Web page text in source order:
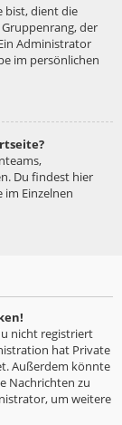
bist, dient die
der
Administrator
im persönlichen
Du findest hier
Einzelnen
nicht registriert
hat Private
Außerdem könnte
Nachrichten zu
um weitere